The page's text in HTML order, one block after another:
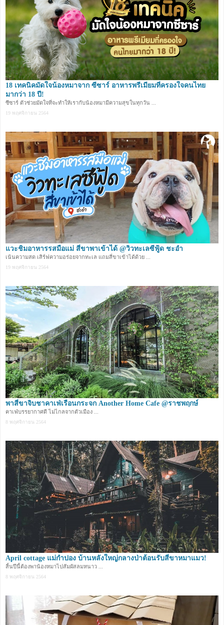
18 เทคนิคมัดใจน้องหมาจาก ซีซาร์ อาหารพรีเมียมที่ครองใจคนไทย
มากว่า 18 ปี!
ซีซาร์ ตัวช่วยมัดใจที่จะทำให้เรากับน้องหมามีความสุขในทุกวัน ...
19 พฤศจิกายน 2564
แวะชิมอาหารรสมือแม่ สี่ขาพาเข้าได้ @วิวทะเลซีฟู้ด ชะอำ
เน้นความสด เสิร์ฟความอร่อยจากทะเล แถมสี่ขาเข้าได้ด้วย ...
19 พฤศจิกายน 2564
พาสี่ขาจิบชาคาเฟ่เรือนกระจก Another Home Cafe @ราชพฤกษ์
คาเฟ่บรรยากาศดี ไม่ไกลจากตัวเมือง ...
8 พฤศจิกายน 2564
April cottage แม่กำปอง บ้านหลังใหญ่กลางป่าต้อนรับสี่ขาหมาแมว!
สิ้นปีนี้ต้องพาน้องหมาไปสัมผัสลมหนาว ...
8 พฤศจิกายน 2564